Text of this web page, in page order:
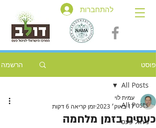
להתחברות
פוסט הרשמה
All Posts
ניהול כעס
All Posts
כעסים בזמן מלחמה
עמית לוי
17 באוק׳ 2023
זמן קריאה 6 דקות